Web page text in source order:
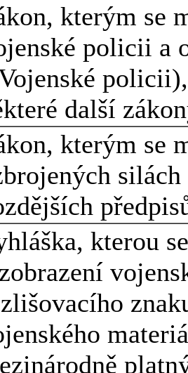
kterým se
policii a
další
kterým se
kterou